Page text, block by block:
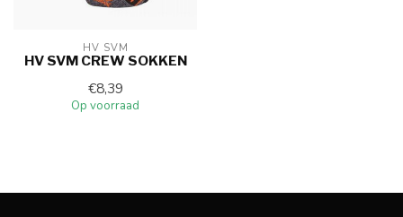
HV SVM
HV SVM CREW SOKKEN
€8,39
Op voorraad